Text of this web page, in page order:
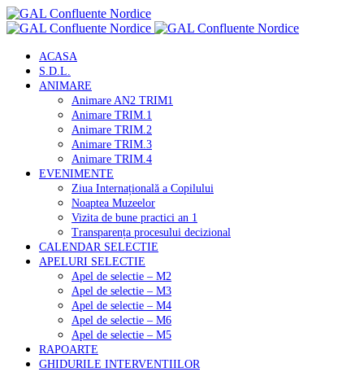
ACASA
S.D.L.
ANIMARE
Animare AN2 TRIM1
Animare TRIM.1
Animare TRIM.2
Animare TRIM.3
Animare TRIM.4
EVENIMENTE
Ziua Internațională a Copilului
Noaptea Muzeelor
Vizita de bune practici an 1
Transparența procesului decizional
CALENDAR SELECTIE
APELURI SELECTIE
Apel de selectie – M2
Apel de selectie – M3
Apel de selectie – M4
Apel de selectie – M6
Apel de selectie – M5
RAPOARTE
GHIDURILE INTERVENTIILOR